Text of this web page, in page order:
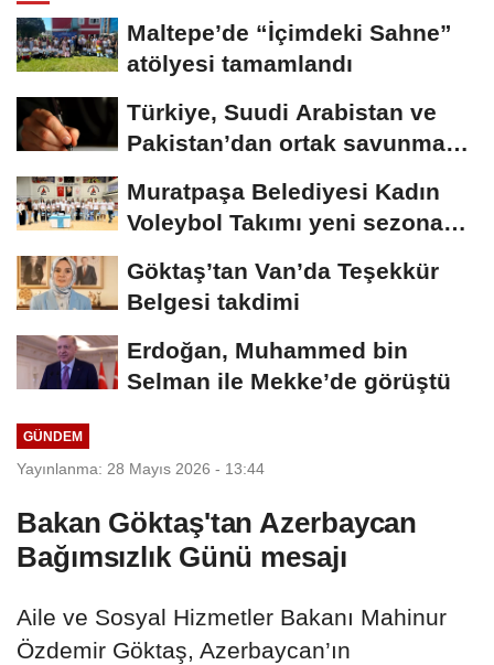
Maltepe’de “İçimdeki Sahne”
atölyesi tamamlandı
Türkiye, Suudi Arabistan ve
Pakistan’dan ortak savunma
Muratpaşa Belediyesi Kadın
Voleybol Takımı yeni sezona
Göktaş’tan Van’da Teşekkür
Belgesi takdimi
Erdoğan, Muhammed bin
Selman ile Mekke’de görüştü
GÜNDEM
Yayınlanma: 28 Mayıs 2026 - 13:44
Bakan Göktaş'tan Azerbaycan
Bağımsızlık Günü mesajı
Aile ve Sosyal Hizmetler Bakanı Mahinur
Özdemir Göktaş, Azerbaycan’ın